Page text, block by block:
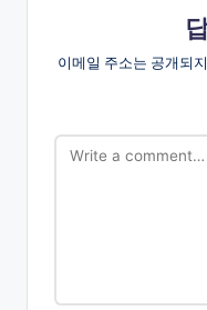
이메일 주소는 공개되